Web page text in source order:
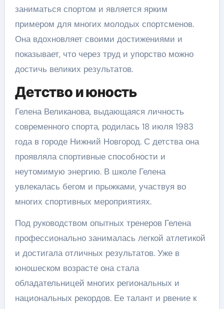
заниматься спортом и является ярким
примером для многих молодых спортсменов.
Она вдохновляет своими достижениями и
показывает, что через труд и упорство можно
достичь великих результатов.
Детство и юность
Гелена Великанова, выдающаяся личность
современного спорта, родилась 18 июля 1983
года в городе Нижний Новгород. С детства она
проявляла спортивные способности и
неутомимую энергию. В школе Гелена
увлекалась бегом и прыжками, участвуя во
многих спортивных мероприятиях.
Под руководством опытных тренеров Гелена
профессионально занималась легкой атлетикой
и достигала отличных результатов. Уже в
юношеском возрасте она стала
обладательницей многих региональных и
национальных рекордов. Ее талант и рвение к